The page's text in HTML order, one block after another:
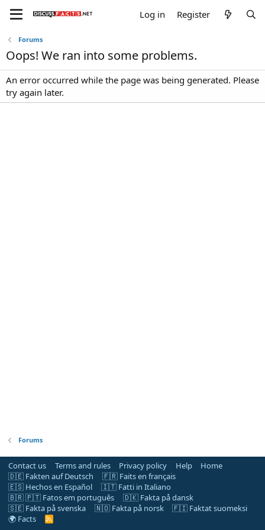
Log in Register
Forums
Oops! We ran into some problems.
An error occurred while the page was being generated. Please
try again later.
Forums
Contact us Terms and rules Privacy policy Help
Home
🇩🇪 Fakten auf Deutsch
🇫🇷 Faits en français
🇪🇸 Hechos en Español
🇮🇹 Fatti in Italiano
🇧🇷 🇵🇹 Fatos em português
🇩🇰 Fakta på dansk
🇸🇪 Fakta på svenska
🇳🇴 Fakta på norsk
🇫🇮 Faktat suomeksi
🌍 Facts
R